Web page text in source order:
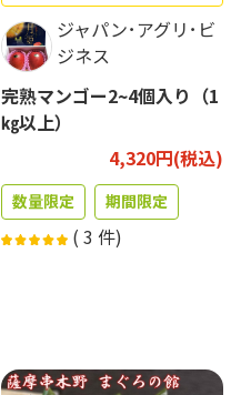
ジャパン･アグリ･ビ
ジネス
完熟マンゴー2~4個入り（1
㎏以上）
4,320円(税込)
数量限定 期間限定
( 3 件)